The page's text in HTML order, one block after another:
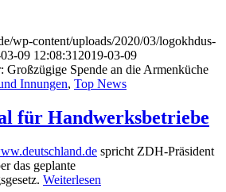
wp-content/uploads/2020/03/logokhdus-
09 12:08:31 2019-03-09
Großzügige Spende an die Armenküche
Innungen, Top News
für Handwerksbetriebe
spricht ZDH-Präsident
das geplante
Weiterlesen